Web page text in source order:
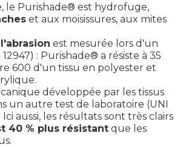
le Purishade® est hydrofuge,
et aux moisissures, aux mites
est mesurée lors d'un
: Purishade® a résiste à 35
600 d'un tissu en polyester et
développée par les tissus
un autre test de laboratoire (UNI
Ici aussi, les résultats sont très clairs
40 % plus résistant que les